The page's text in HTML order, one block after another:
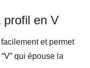
profil en V
et permet
qui épouse la